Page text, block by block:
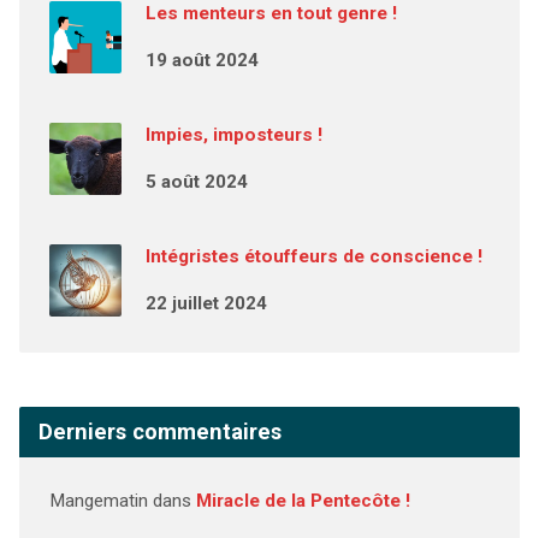
Les menteurs en tout genre !
19 août 2024
Impies, imposteurs !
5 août 2024
Intégristes étouffeurs de conscience !
22 juillet 2024
Derniers commentaires
Mangematin dans Miracle de la Pentecôte !